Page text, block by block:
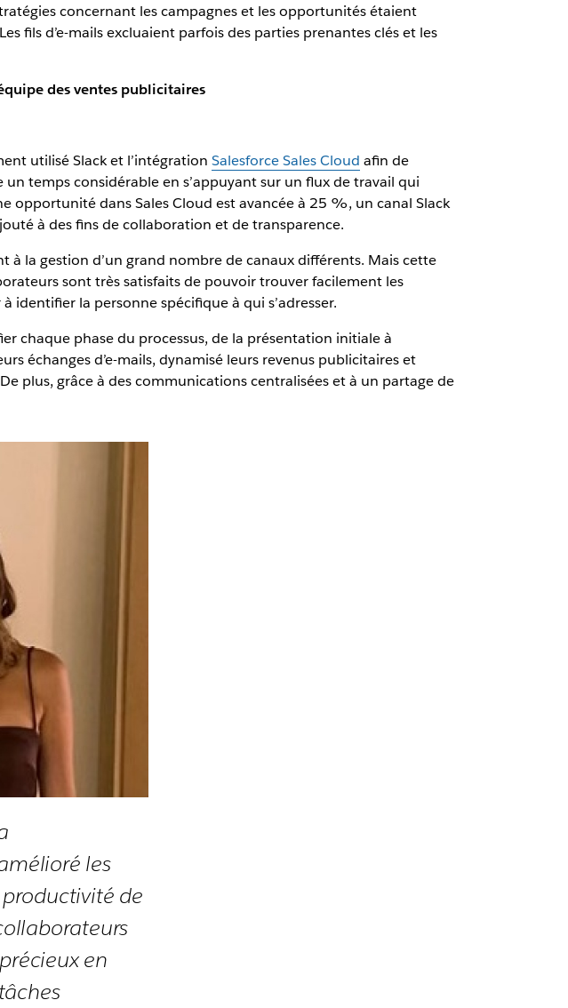
concernant les campagnes et les opportunités étaient
fils d’e-mails excluaient parfois des parties prenantes clés et les
des ventes publicitaires
utilisé Slack et l’intégration Salesforce Sales Cloud afin de
un temps considérable en s’appuyant sur un flux de travail qui
opportunité dans Sales Cloud est avancée à 25 %, un canal Slack
à des fins de collaboration et de transparence.
la gestion d’un grand nombre de canaux différents. Mais cette
sont très satisfaits de pouvoir trouver facilement les
la personne spécifique à qui s’adresser.
chaque phase du processus, de la présentation initiale à
échanges d’e-mails, dynamisé leurs revenus publicitaires et
plus, grâce à des communications centralisées et à un partage de
les
de
en